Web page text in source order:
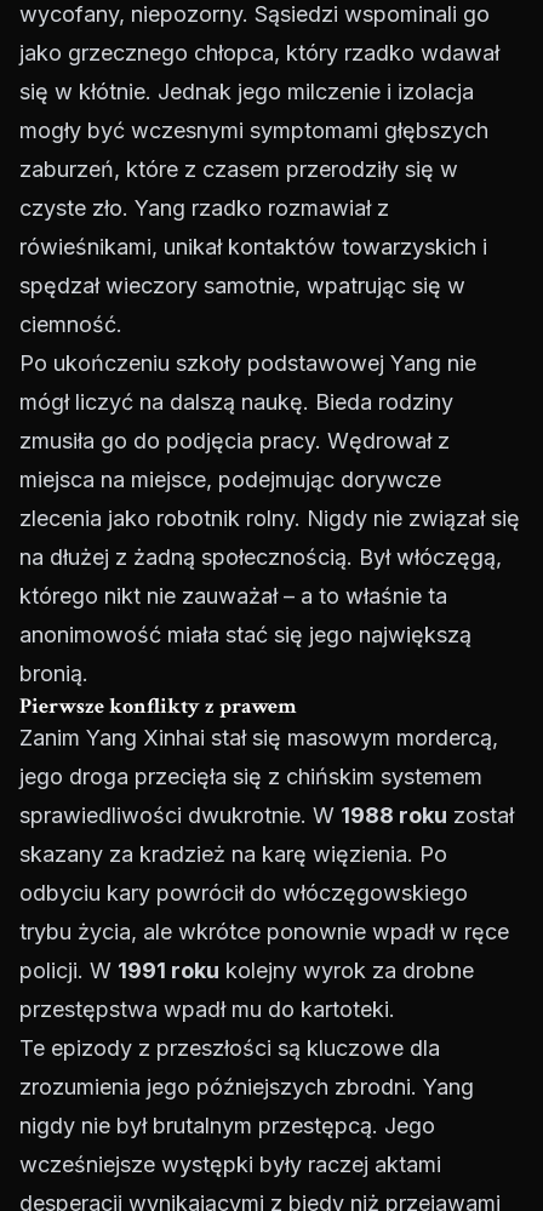
wycofany, niepozorny. Sąsiedzi wspominali go
jako grzecznego chłopca, który rzadko wdawał
się w kłótnie. Jednak jego milczenie i izolacja
mogły być wczesnymi symptomami głębszych
zaburzeń, które z czasem przerodziły się w
czyste zło. Yang rzadko rozmawiał z
rówieśnikami, unikał kontaktów towarzyskich i
spędzał wieczory samotnie, wpatrując się w
ciemność.
Po ukończeniu szkoły podstawowej Yang nie
mógł liczyć na dalszą naukę. Bieda rodziny
zmusiła go do podjęcia pracy. Wędrował z
miejsca na miejsce, podejmując dorywcze
zlecenia jako robotnik rolny. Nigdy nie związał się
na dłużej z żadną społecznością. Był włóczęgą,
którego nikt nie zauważał – a to właśnie ta
anonimowość miała stać się jego największą
bronią.
Pierwsze konflikty z prawem
Zanim Yang Xinhai stał się masowym mordercą,
jego droga przecięła się z chińskim systemem
sprawiedliwości dwukrotnie. W 1988 roku został
skazany za kradzież na karę więzienia. Po
odbyciu kary powrócił do włóczęgowskiego
trybu życia, ale wkrótce ponownie wpadł w ręce
policji. W 1991 roku kolejny wyrok za drobne
przestępstwa wpadł mu do kartoteki.
Te epizody z przeszłości są kluczowe dla
zrozumienia jego późniejszych zbrodni. Yang
nigdy nie był brutalnym przestępcą. Jego
wcześniejsze występki były raczej aktami
desperacji wynikającymi z biedy niż przejawami